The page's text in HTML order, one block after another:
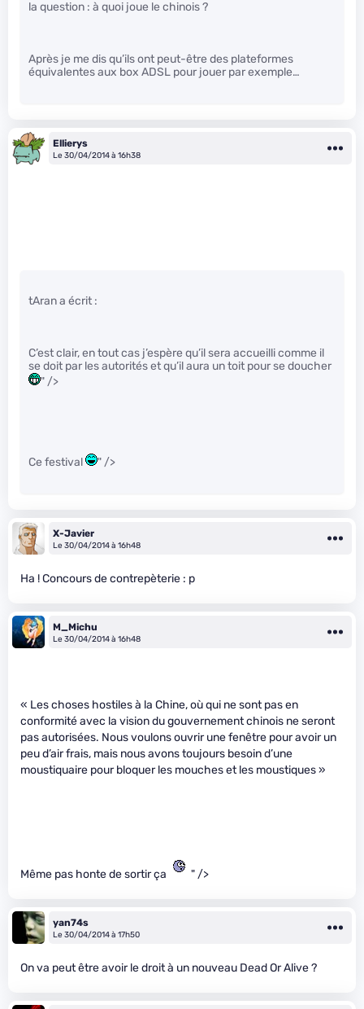
la question : à quoi joue le chinois ?
Après je me dis qu’ils ont peut-être des plateformes
équivalentes aux box ADSL pour jouer par exemple…
Ellierys
Le 30/04/2014 à 16h38
tAran a écrit :
C’est clair, en tout cas j’espère qu’il sera accueilli comme il
se doit par les autorités et qu’il aura un toit pour se doucher
" />
Ce festival " />
X-Javier
Le 30/04/2014 à 16h48
Ha ! Concours de contrepèterie : p
M_Michu
Le 30/04/2014 à 16h48
« Les choses hostiles à la Chine, où qui ne sont pas en
conformité avec la vision du gouvernement chinois ne seront
pas autorisées. Nous voulons ouvrir une fenêtre pour avoir un
peu d’air frais, mais nous avons toujours besoin d’une
moustiquaire pour bloquer les mouches et les moustiques »
Même pas honte de sortir ça " />
yan74s
Le 30/04/2014 à 17h50
On va peut être avoir le droit à un nouveau Dead Or Alive ?